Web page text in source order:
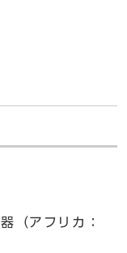
（アフリカ：